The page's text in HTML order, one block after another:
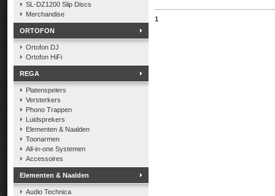
SL-DZ1200 Slip Discs
Merchandise
ORTOFON
Ortofon DJ
Ortofon HiFi
REGA
Platenspelers
Versterkers
Phono Trappen
Luidsprekers
Elementen & Naalden
Toonarmen
All-in-one Systemen
Accessoires
Elementen & Naalden
Audio Technica
1